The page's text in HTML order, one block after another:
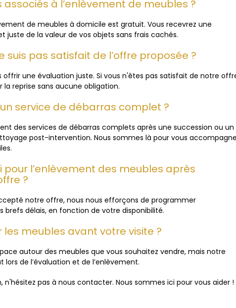
à l’enlèvement de meubles ?
de meubles à domicile est gratuit. Vous recevrez une
juste de la valeur de vos objets sans frais cachés.
suis pas satisfait de l’offre proposée ?
une évaluation juste. Si vous n'êtes pas satisfait de notre
la reprise sans aucune obligation.
service de débarras complet ?
des services de débarras complets après une succession ou un
post-intervention. Nous sommes là pour vous
pour l’enlèvement des meubles après
?
notre offre, nous nous efforçons de programmer
brefs délais, en fonction de votre disponibilité.
les meubles avant votre visite ?
autour des meubles que vous souhaitez vendre, mais notre
de l’évaluation et de l’enlèvement.
n'hésitez pas à nous contacter. Nous sommes ici pour vous aider !